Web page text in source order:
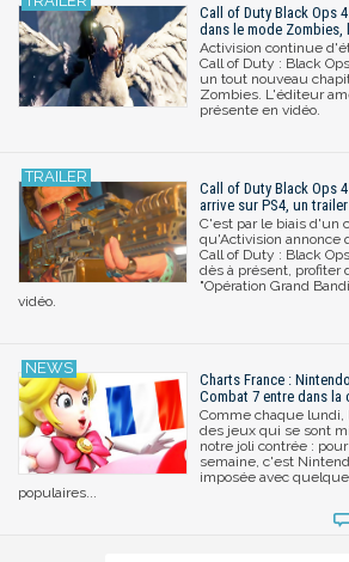
Call of Duty Black Ops
dans le mode Zombies,
Activision continue
Call of Duty : Black
un tout nouveau
Zombies. L'éditeur
présente en vidéo.
Call of Duty Black Ops
arrive sur PS4, un
C'est par le biais d'un
qu'Activision annonce
Call of Duty : Black
dès à présent, profiter
"Opération Grand
vidéo.
Charts France :
Combat 7 entre dans la
Comme chaque
des jeux qui se sont
notre joli contrée :
semaine, c'est
imposée avec
populaires...